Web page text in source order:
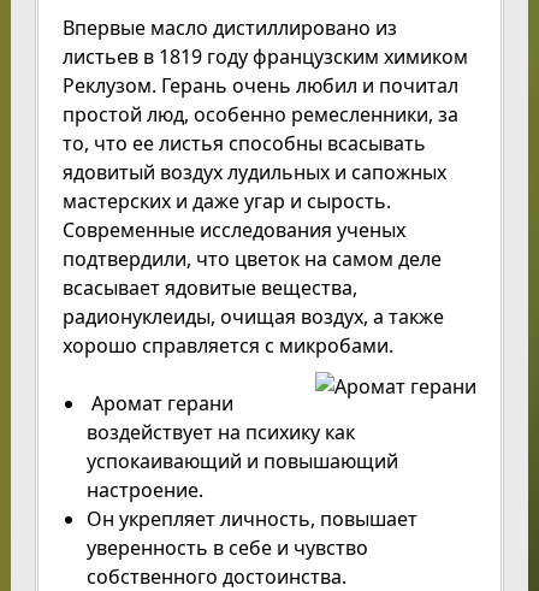
Впервые масло дистиллировано из
листьев в 1819 году французским химиком
Реклузом. Герань очень любил и почитал
простой люд, особенно ремесленники, за
то, что ее листья способны всасывать
ядовитый воздух лудильных и сапожных
мастерских и даже угар и сырость.
Современные исследования ученых
подтвердили, что цветок на самом деле
всасывает ядовитые вещества,
радионуклеиды, очищая воздух, а также
хорошо справляется с микробами.
Аромат герани
воздействует на психику как
успокаивающий и повышающий
настроение.
Он укрепляет личность, повышает
уверенность в себе и чувство
собственного достоинства.